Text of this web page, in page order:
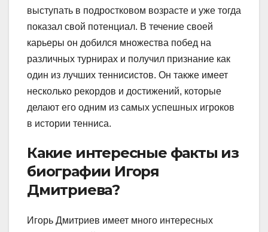
выступать в подростковом возрасте и уже тогда
показал свой потенциал. В течение своей
карьеры он добился множества побед на
различных турнирах и получил признание как
один из лучших теннисистов. Он также имеет
несколько рекордов и достижений, которые
делают его одним из самых успешных игроков
в истории тенниса.
Какие интересные факты из
биографии Игоря
Дмитриева?
Игорь Дмитриев имеет много интересных